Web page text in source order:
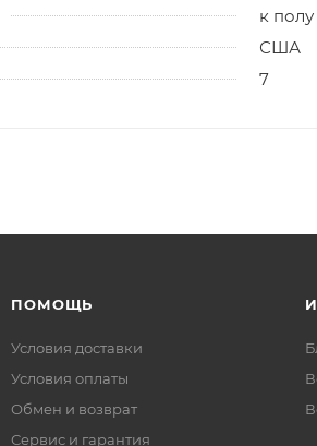
к полу
США
7
ПОМОЩЬ
Условия доставки
Условия оплаты
Обмен и возврат
Сервис и гарантия